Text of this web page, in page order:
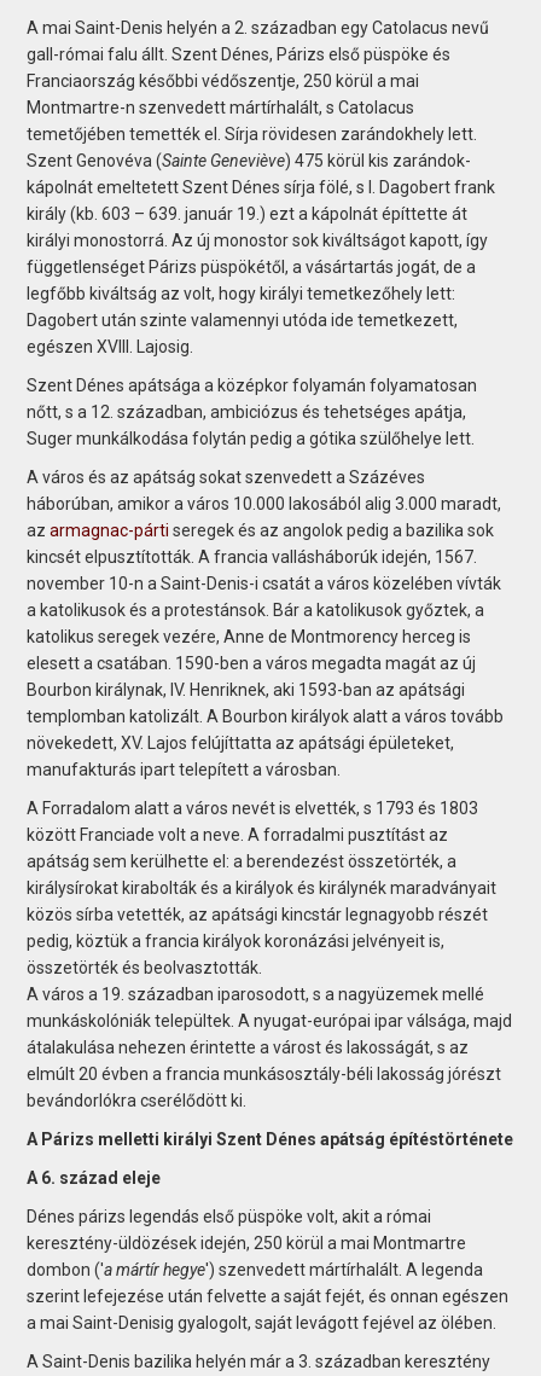
A mai Saint-Denis helyén a 2. században egy Catolacus nevű
gall-római falu állt. Szent Dénes, Párizs első püspöke és
Franciaország későbbi védőszentje, 250 körül a mai
Montmartre-n szenvedett mártírhalált, s Catolacus
temetőjében temették el. Sírja rövidesen zarándokhely lett.
Szent Genovéva (Sainte Geneviève) 475 körül kis zarándok-
kápolnát emeltetett Szent Dénes sírja fölé, s I. Dagobert frank
király (kb. 603 – 639. január 19.) ezt a kápolnát építtette át
királyi monostorrá. Az új monostor sok kiváltságot kapott, így
függetlenséget Párizs püspökétől, a vásártartás jogát, de a
legfőbb kiváltság az volt, hogy királyi temetkezőhely lett:
Dagobert után szinte valamennyi utóda ide temetkezett,
egészen XVIII. Lajosig.
Szent Dénes apátsága a középkor folyamán folyamatosan
nőtt, s a 12. században, ambiciózus és tehetséges apátja,
Suger munkálkodása folytán pedig a gótika szülőhelye lett.
A város és az apátság sokat szenvedett a Százéves
háborúban, amikor a város 10.000 lakosából alig 3.000 maradt,
azarmagnac-pártiseregek és az angolok pedig a bazilika sok
kincsét elpusztították. A francia vallásháborúk idején, 1567.
november 10-n a Saint-Denis-i csatát a város közelében vívták
a katolikusok és a protestánsok. Bár a katolikusok győztek, a
katolikus seregek vezére, Anne de Montmorency herceg is
elesett a csatában. 1590-ben a város megadta magát az új
Bourbon királynak, IV. Henriknek, aki 1593-ban az apátsági
templomban katolizált. A Bourbon királyok alatt a város tovább
növekedett, XV. Lajos felújíttatta az apátsági épületeket,
manufakturás ipart telepített a városban.
A Forradalom alatt a város nevét is elvették, s 1793 és 1803
között Franciade volt a neve. A forradalmi pusztítást az
apátság sem kerülhette el: a berendezést összetörték, a
királysírokat kirabolták és a királyok és királynék maradványait
közös sírba vetették, az apátsági kincstár legnagyobb részét
pedig, köztük a francia királyok koronázási jelvényeit is,
összetörték és beolvasztották.
A város a 19. században iparosodott, s a nagyüzemek mellé
munkáskolóniák települtek. A nyugat-európai ipar válsága, majd
átalakulása nehezen érintette a várost és lakosságát, s az
elmúlt 20 évben a francia munkásosztály-béli lakosság jórészt
bevándorlókra cserélődött ki.
A Párizs melletti királyi Szent Dénes apátság építéstörténete
A 6. század eleje
Dénes párizs legendás első püspöke volt, akit a római
keresztény-üldözések idején, 250 körül a mai Montmartre
dombon ('a mártír hegye') szenvedett mártírhalált. A legenda
szerint lefejezése után felvette a saját fejét, és onnan egészen
a mai Saint-Denisig gyalogolt, saját levágott fejével az ölében.
A Saint-Denis bazilika helyén már a 3. században keresztény